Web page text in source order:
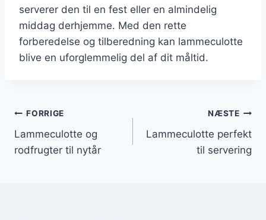
serverer den til en fest eller en almindelig
middag derhjemme. Med den rette
forberedelse og tilberedning kan lammeculotte
blive en uforglemmelig del af dit måltid.
Indlægsnavigation
FORRIGE
Lammeculotte og
rodfrugter til nytår
NÆSTE
Lammeculotte perfekt
til servering